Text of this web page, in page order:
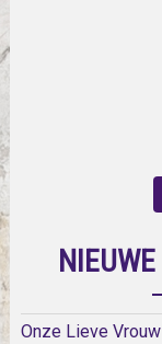
Onze Lieve